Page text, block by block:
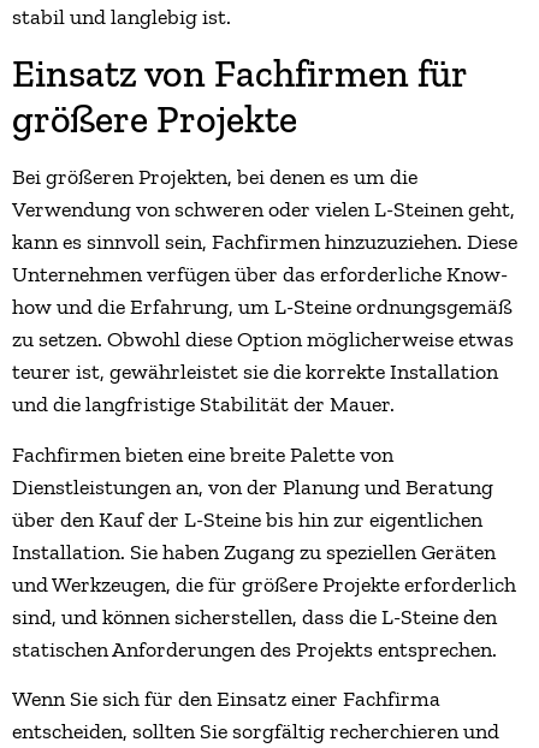
stabil und langlebig ist.
Einsatz von Fachfirmen für
größere Projekte
Bei größeren Projekten, bei denen es um die
Verwendung von schweren oder vielen L-Steinen geht,
kann es sinnvoll sein, Fachfirmen hinzuzuziehen. Diese
Unternehmen verfügen über das erforderliche Know-
how und die Erfahrung, um L-Steine ordnungsgemäß
zu setzen. Obwohl diese Option möglicherweise etwas
teurer ist, gewährleistet sie die korrekte Installation
und die langfristige Stabilität der Mauer.
Fachfirmen bieten eine breite Palette von
Dienstleistungen an, von der Planung und Beratung
über den Kauf der L-Steine bis hin zur eigentlichen
Installation. Sie haben Zugang zu speziellen Geräten
und Werkzeugen, die für größere Projekte erforderlich
sind, und können sicherstellen, dass die L-Steine den
statischen Anforderungen des Projekts entsprechen.
Wenn Sie sich für den Einsatz einer Fachfirma
entscheiden, sollten Sie sorgfältig recherchieren und